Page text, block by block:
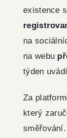
existence
na
na webu
týden
Za
který